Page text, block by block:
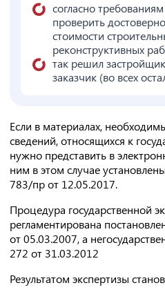
согласно
проверить
стоимости
реконструктивных
так решил
заказчик (во всех
Если в материалах,
сведений, относящихся к
нужно представить в
ним в этом случае
783/пр от 12.05.2017.
Процедура государственной
регламентирована
от 05.03.2007, а
272 от 31.03.2012
Результатом экспертизы